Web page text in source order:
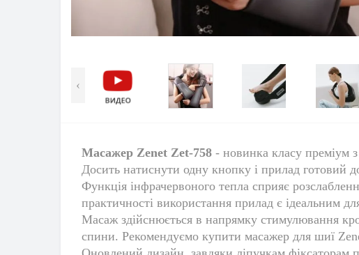
‹
Масажер Zenet Zet-758 - новинка класу преміум
Досить натиснути одну кнопку і прилад готовий
Функція інфрачервоного тепла сприяє
практичності використання прилад є ідеальним
Масаж здійснюється в напрямку стимулювання
спини. Рекомендуємо купити масажер для шиї